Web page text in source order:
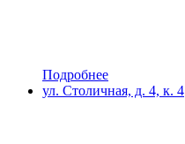
Подробнее
ул. Столичная, д. 4, к. 4